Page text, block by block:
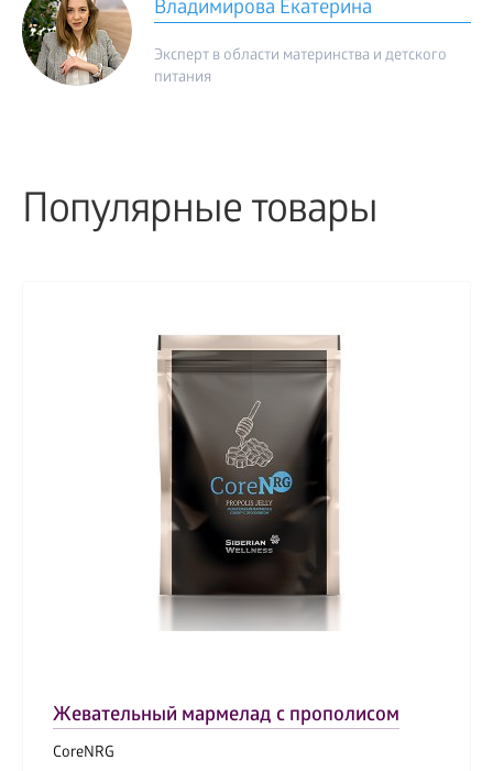
Владимирова Екатерина
Эксперт в области материнства и детского
питания
Популярные товары
Жевательный мармелад с прополисом
CoreNRG